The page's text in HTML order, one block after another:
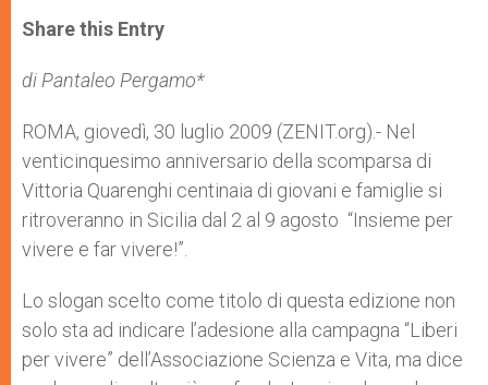
t
s
p
p
s
e
g
e
e
b
o
k
r
Share this Entry
di Pantaleo Pergamo*
ROMA, giovedì, 30 luglio 2009 (ZENIT.org).- Nel
venticinquesimo anniversario della scomparsa di
Vittoria Quarenghi centinaia di giovani e famiglie si
ritroveranno in Sicilia dal 2 al 9 agosto “Insieme per
vivere e far vivere!”.
Lo slogan scelto come titolo di questa edizione non
solo sta ad indicare l’adesione alla campagna “Liberi
per vivere” dell’Associazione Scienza e Vita, ma dice